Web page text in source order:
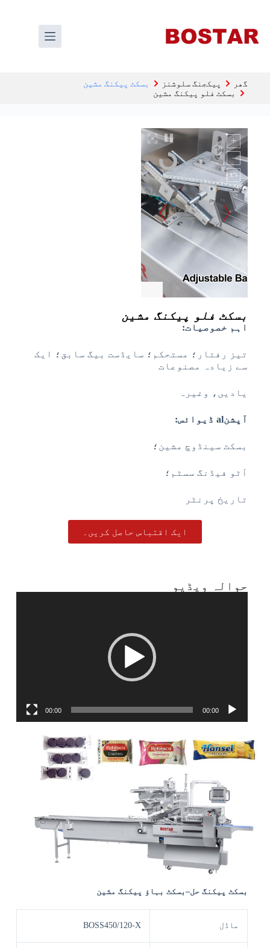
گھر پیکجنگ سلوشنز
بسکٹ پیکنگ مشین
بسکٹ فلو پیکنگ مشین
بسکٹ فلو پیکنگ مشین
اہم خصوصیات:
تیز رفتار؛ مستحکم؛ سایڈست بیگ سابق؛ ایک
سے زیادہ مصنوعات
یادیں، وغیرہ
آپشنal ڈیوائس:
بسکٹ سینڈوچ مشین؛
آٹو فیڈنگ سسٹم؛
تاریخ پرنٹر
ایک اقتباس حاصل کریں۔
حوالہ ویڈیو
00:00
00:00
بسکٹ پیکنگ حل–بسکٹ بہاؤ پیکنگ مشین
ماڈل BOSS450/120-X